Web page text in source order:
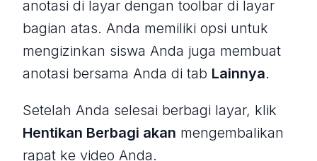
anotasi di layar dengan toolbar di layar
bagian atas. Anda memiliki opsi untuk
mengizinkan siswa Anda juga membuat
anotasi bersama Anda di tab Lainnya.
Setelah Anda selesai berbagi layar, klik
Hentikan Berbagi akan mengembalikan
rapat ke video Anda.